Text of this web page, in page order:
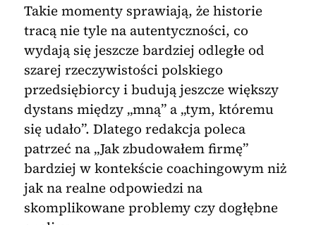
Takie momenty sprawiają, że historie
tracą nie tyle na autentyczności, co
wydają się jeszcze bardziej odległe od
szarej rzeczywistości polskiego
przedsiębiorcy i budują jeszcze większy
dystans między „mną” a „tym, któremu
się udało”. Dlatego redakcja poleca
patrzeć na „Jak zbudowałem firmę”
bardziej w kontekście coachingowym niż
jak na realne odpowiedzi na
skomplikowane problemy czy dogłębne